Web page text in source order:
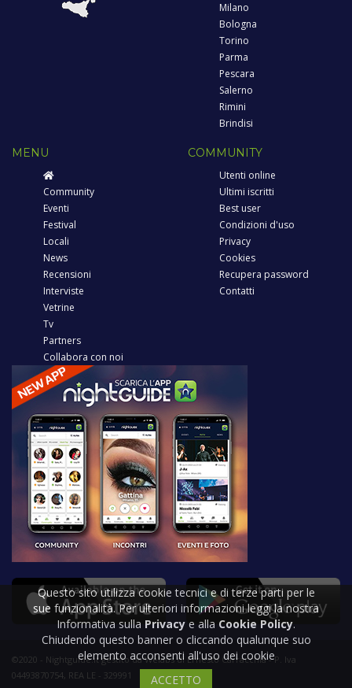
Milano
Bologna
Torino
Parma
Pescara
Salerno
Rimini
Brindisi
MENU
Community
Eventi
Festival
Locali
News
Recensioni
Interviste
Vetrine
Tv
Partners
Collabora con noi
COMMUNITY
Utenti online
Ultimi iscritti
Best user
Condizioni d'uso
Privacy
Cookies
Recupera password
Contatti
©2020 - Nightguide.it gestito da Welabs di Ernesto Carracchia - P. Iva
04493870754, REA LE - 329991
Questo sito utilizza cookie tecnici e di terze parti per le
sue funzionalità. Per ulteriori informazioni leggi la nostra
Informativa sulla Privacy e alla Cookie Policy.
Chiudendo questo banner o cliccando qualunque suo
elemento acconsenti all'uso dei cookie
ACCETTO